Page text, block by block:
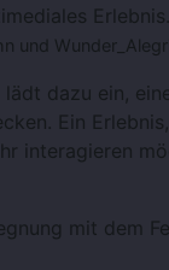
Erlebnis.
und
dazu ein,
Ein
interagieren
mit dem